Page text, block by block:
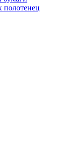
полотенец